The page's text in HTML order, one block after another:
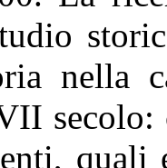
nella
secolo: